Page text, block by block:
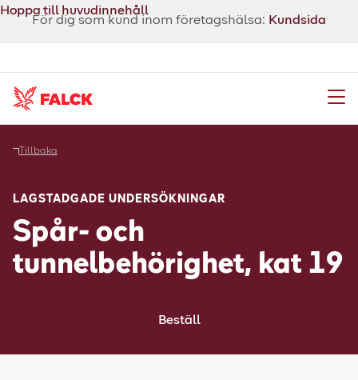
Hoppa till huvudinnehåll
För dig som kund inom företagshälsa: Kundsida
Meny
Tillbaka
LAGSTADGADE UNDERSÖKNINGAR
Spår- och
tunnelbehörighet, kat 19
Beställ